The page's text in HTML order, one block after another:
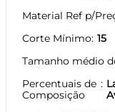
Material Ref p/
Corte Mínimo 15
Tamanho médio
Percentuais de
Composição